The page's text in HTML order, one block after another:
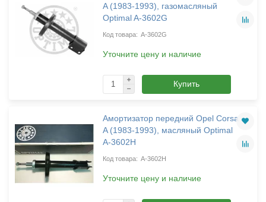
A (1983-1993), газомасляный
Optimal A-3602G
A-3602G
Уточните цену и наличие
Купить
Амортизатор передний Opel Corsa
A (1983-1993), масляный Optimal
A-3602H
A-3602H
Уточните цену и наличие